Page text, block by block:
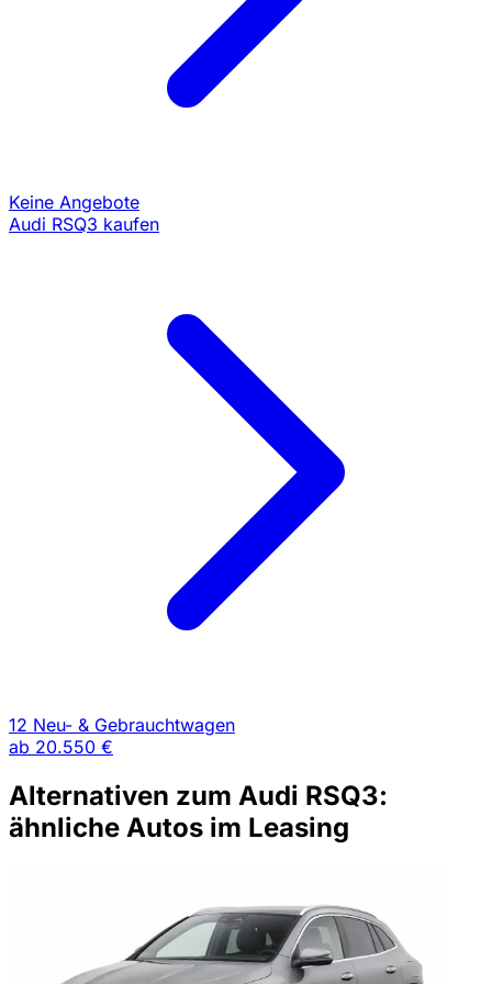
Keine Angebote
Audi RSQ3 kaufen
12 Neu- & Gebrauchtwagen
ab 20.550 €
Alternativen zum Audi RSQ3:
ähnliche Autos im Leasing